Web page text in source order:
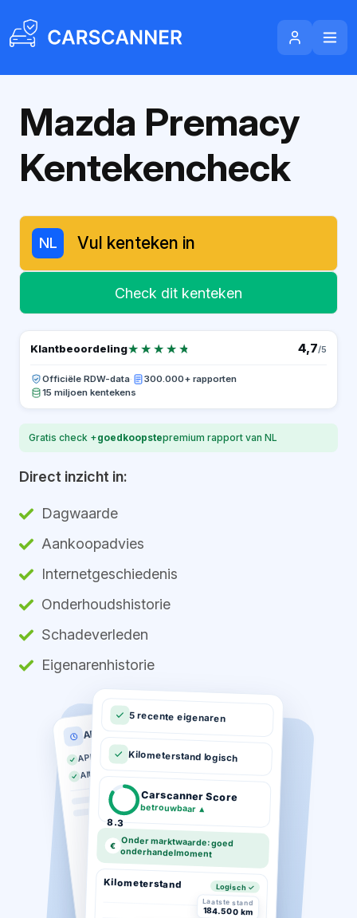
Mazda Premacy
Kentekencheck
NL
Check dit kenteken
Klantbeoordeling★★★★★
★★★★★ 4,7/5
Officiële RDW-data·
300.000+ rapporten
15 miljoen kentekens
Gratis check +goedkoopstepremium rapport van NL
Direct inzicht in:
Dagwaarde
Aankoopadvies
Internetgeschiedenis
Onderhoudshistorie
Schadeverleden
Eigenarenhistorie
APK historie
APK geldig tot 03-2026
Altijd op tijd gekeurd
5 recente eigenaren
Kilometerstand logisch
8.3
Carscanner Score
betrouwbaar ▲
€ Onder marktwaarde: goed
onderhandelmoment
Kilometerstand Logisch ✓
Laatste stand
184.500 km